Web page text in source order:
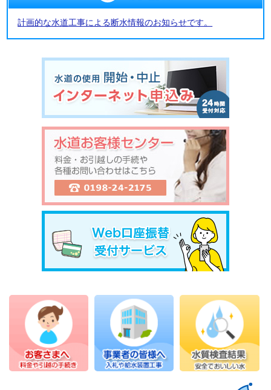
計画的な水道工事による断水情報のお知らせです。